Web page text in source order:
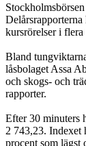
kursrörelser i flera
Bland
låsbolaget Assa
och skogs- och
rapporter.
Efter 30 minuters
2 743,23. Indexet
procent som lägst